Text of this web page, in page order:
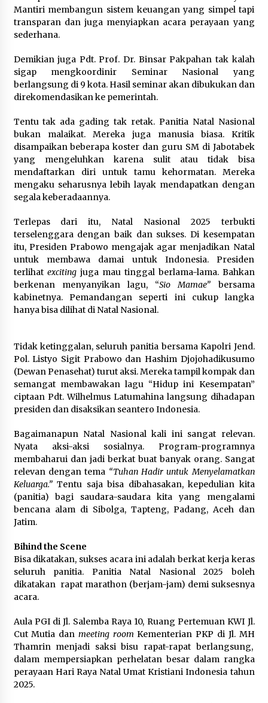
Mantiri membangun sistem keuangan yang simpel tapi
transparan dan juga menyiapkan acara perayaan yang
sederhana.
Demikian juga Pdt. Prof. Dr. Binsar Pakpahan tak kalah
sigap mengkoordinir Seminar Nasional yang
berlangsung di 9 kota. Hasil seminar akan dibukukan dan
direkomendasikan ke pemerintah.
Tentu tak ada gading tak retak. Panitia Natal Nasional
bukan malaikat. Mereka juga manusia biasa. Kritik
disampaikan beberapa koster dan guru SM di Jabotabek
yang mengeluhkan karena sulit atau tidak bisa
mendaftarkan diri untuk tamu kehormatan. Mereka
mengaku seharusnya lebih layak mendapatkan dengan
segala keberadaannya.
Terlepas dari itu, Natal Nasional 2025 terbukti
terselenggara dengan baik dan sukses. Di kesempatan
itu, Presiden Prabowo mengajak agar menjadikan Natal
untuk membawa damai untuk Indonesia. Presiden
terlihat excitingjuga mau tinggal berlama-lama. Bahkan
berkenan menyanyikan lagu, “Sio Mamae” bersama
kabinetnya. Pemandangan seperti ini cukup langka
hanya bisa dilihat di Natal Nasional.
Tidak ketinggalan, seluruh panitia bersama Kapolri Jend.
Pol. Listyo Sigit Prabowo dan Hashim Djojohadikusumo
(Dewan Penasehat) turut aksi. Mereka tampil kompak dan
semangat membawakan lagu “Hidup ini Kesempatan”
ciptaan Pdt. Wilhelmus Latumahina langsung dihadapan
presiden dan disaksikan seantero Indonesia.
Bagaimanapun Natal Nasional kali ini sangat relevan.
Nyata aksi-aksi sosialnya. Program-programnya
membaharui dan jadi berkat buat banyak orang. Sangat
relevan dengan tema “Tuhan Hadir untuk Menyelamatkan
Keluarga.”Tentu saja bisa dibahasakan, kepedulian kita
(panitia) bagi saudara-saudara kita yang mengalami
bencana alam di Sibolga, Tapteng, Padang, Aceh dan
Jatim.
Bihind the Scene
Bisa dikatakan, sukses acara ini adalah berkat kerja keras
seluruh panitia. Panitia Natal Nasional 2025 boleh
dikatakan rapat marathon (berjam-jam) demi suksesnya
acara.
Aula PGI di Jl. Salemba Raya 10, Ruang Pertemuan KWI Jl.
Cut Mutia dan meeting room Kementerian PKP di Jl. MH
Thamrin menjadi saksi bisu rapat-rapat berlangsung,
dalam mempersiapkan perhelatan besar dalam rangka
perayaan Hari Raya Natal Umat Kristiani Indonesia tahun
2025.